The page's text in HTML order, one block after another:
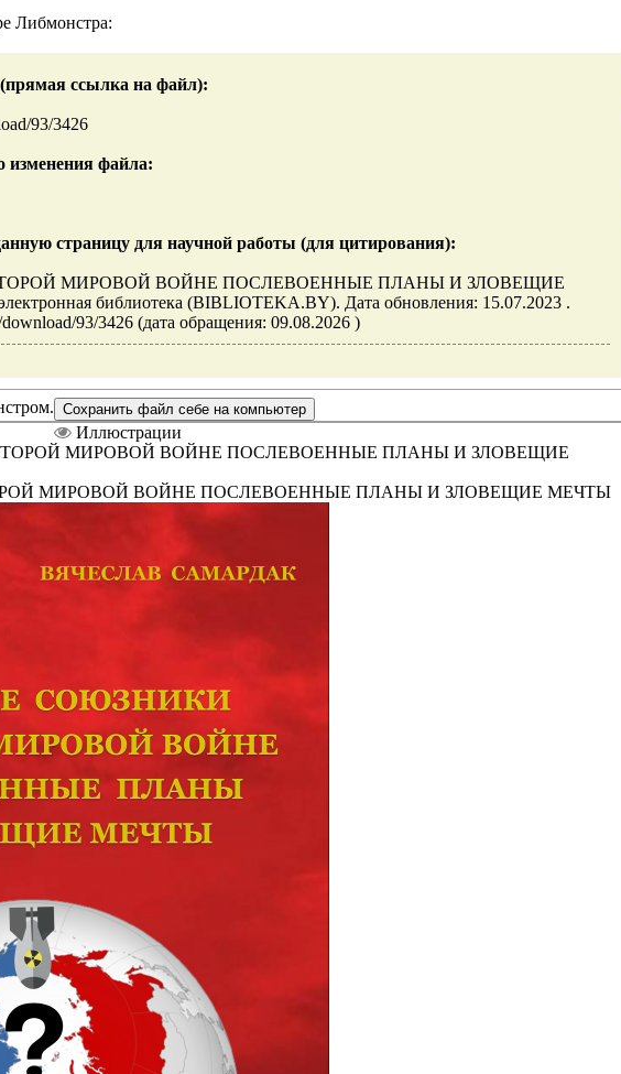
Либмонстра:
ссылка на файл):
93/3426
изменения файла:
страницу для научной работы (для цитирования):
МИРОВОЙ ВОЙНЕ ПОСЛЕВОЕННЫЕ ПЛАНЫ И ЗЛОВЕЩИЕ
библиотека (BIBLIOTEKA.BY). Дата обновления: 15.07.2023 .
93/3426 (дата обращения: 09.08.2026 )
Иллюстрации
МИРОВОЙ ВОЙНЕ ПОСЛЕВОЕННЫЕ ПЛАНЫ И ЗЛОВЕЩИЕ МЕЧТЫ